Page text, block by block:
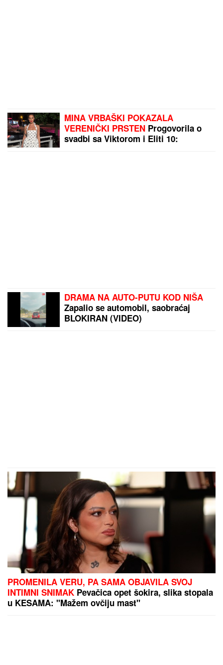
MINA VRBAŠKI POKAZALA
VERENIČKI PRSTEN Progovorila o
svadbi sa Viktorom i Eliti 10:
DRAMA NA AUTO-PUTU KOD NIŠA
Zapalio se automobil, saobraćaj
BLOKIRAN (VIDEO)
PROMENILA VERU, PA SAMA OBJAVILA SVOJ
INTIMNI SNIMAK Pevačica opet šokira, slika stopala
u KESAMA: "Mažem ovčiju mast"